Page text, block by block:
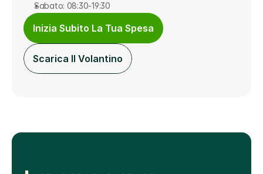
Sabato: 08:30-19:30
Inizia Subito La Tua Spesa
Scarica Il Volantino